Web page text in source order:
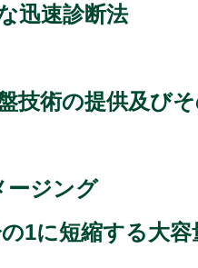
迅速診断法
技術の提供及び
ージング
1に短縮する大容